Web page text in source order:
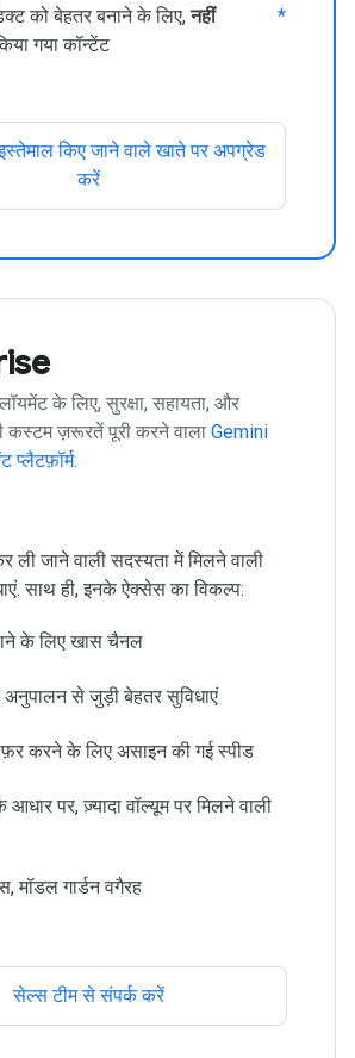
को बेहतर बनाने के लिए,नहीं
गया कॉन्टेंट
*
किए जाने वाले खाते पर अपग्रेड
करें
के लिए, सुरक्षा, सहायता, और
ज़रूरतें पूरी करने वाला Gemini
प्लैटफ़ॉर्म.
ली जाने वाली सदस्यता में मिलने वाली
साथ ही, इनके ऐक्सेस का विकल्प:
के लिए खास चैनल
अनुपालन से जुड़ी बेहतर सुविधाएं
करने के लिए असाइन की गई स्पीड
पर, ज़्यादा वॉल्यूम पर मिलने वाली
मॉडल गार्डन वगैरह
सेल्स टीम से संपर्क करें